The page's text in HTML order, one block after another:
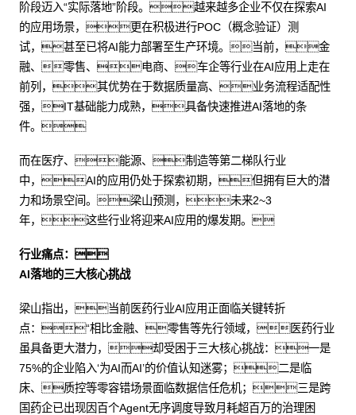
阶段迈入“实际落地”阶段。越来越多企业不仅在探索AI
的应用场景，更在积极进行POC（概念验证）测
试，甚至已将AI能力部署至生产环境。当前，金
融、零售、电商、车企等行业在AI应用上走在
前列，其优势在于数据质量高、业务流程适配性
强，IT基础能力成熟，具备快速推进AI落地的条
件。
而在医疗、能源、制造等第二梯队行业
中，AI的应用仍处于探索初期，但拥有巨大的潜
力和场景空间。梁山预测，未来2~3
年，这些行业将迎来AI应用的爆发期。
行业痛点：
AI落地的三大核心挑战
梁山指出，当前医药行业AI应用正面临关键转折
点：“相比金融、零售等先行领域，医药行业
虽具备更大潜力，却受困于三大核心挑战：一是
75%的企业陷入‘为AI而AI’的价值认知迷雾；二是临
床、质控等零容错场景面临数据信任危机；三是跨
国药企已出现因百个Agent无序调度导致月耗超百万的治理困